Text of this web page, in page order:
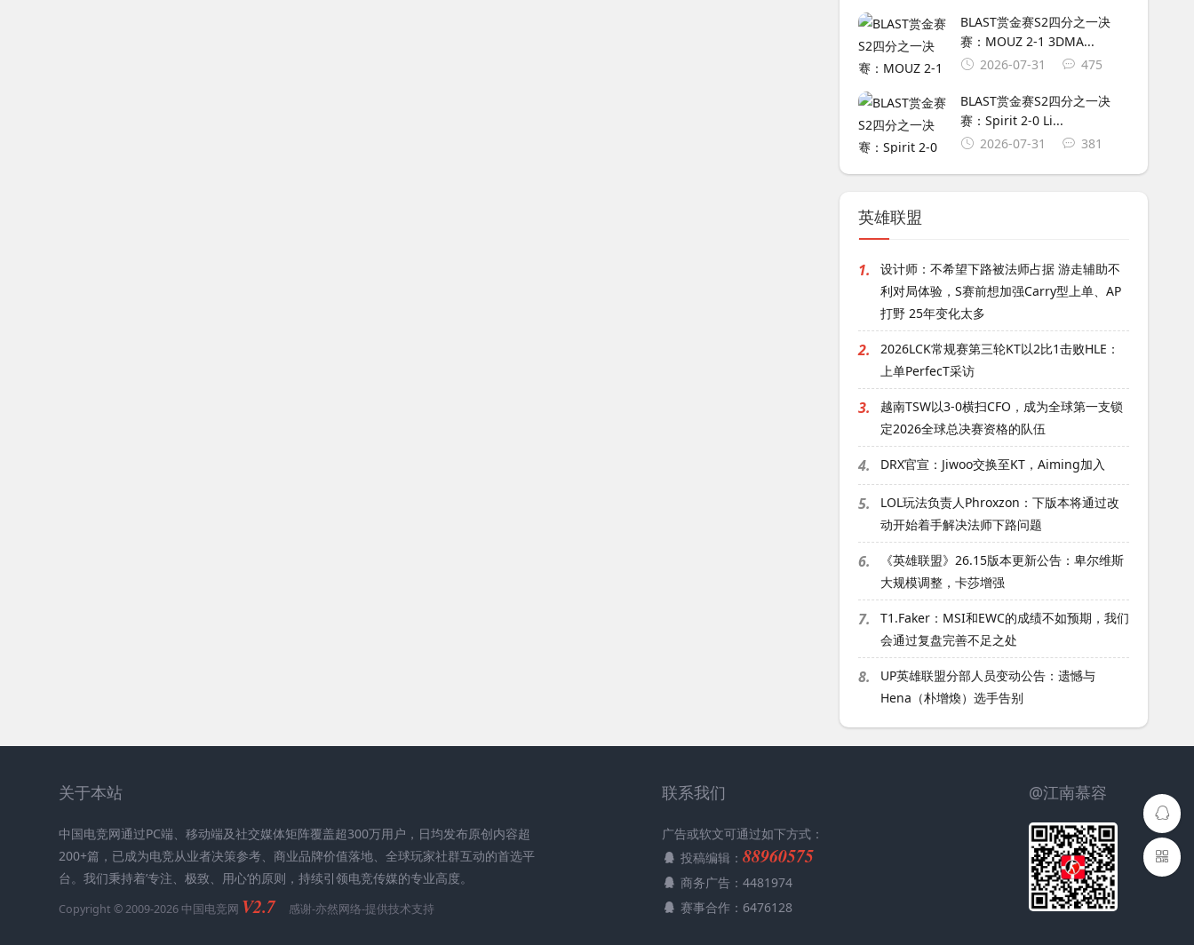
BLAST赏金赛S2四分之一决
赛：MOUZ 2-1 3DMA...
2026-07-31
475
BLAST赏金赛S2四分之一决
赛：Spirit 2-0 Li...
2026-07-31
381
英雄联盟
1.
设计师：不希望下路被法师占据 游走辅助不
利对局体验，S赛前想加强Carry型上单、AP
打野 25年变化太多
2.
2026LCK常规赛第三轮KT以2比1击败HLE：
上单PerfecT采访
3.
越南TSW以3-0横扫CFO，成为全球第一支锁
定2026全球总决赛资格的队伍
4. DRX官宣：Jiwoo交换至KT，Aiming加入
5.
LOL玩法负责人Phroxzon：下版本将通过改
动开始着手解决法师下路问题
6.
《英雄联盟》26.15版本更新公告：卑尔维斯
大规模调整，卡莎增强
7.
T1.Faker：MSI和EWC的成绩不如预期，我们
会通过复盘完善不足之处
8.
UP英雄联盟分部人员变动公告：遗憾与
Hena（朴增煥）选手告别
关于本站
中国电竞网通过PC端、移动端及社交媒体矩阵覆盖超300万用户，日均发布原创内容超
200+篇，已成为电竞从业者决策参考、商业品牌价值落地、全球玩家社群互动的首选平
台。我们秉持着’专注、极致、用心‘的原则，持续引领电竞传媒的专业高度。
Copyright © 2009-2026 中国电竞网 V2.7 感谢-亦然网络-提供技术支持
联系我们
广告或软文可通过如下方式：
投稿编辑： 88960575
商务广告：4481974
赛事合作：6476128
@江南慕容